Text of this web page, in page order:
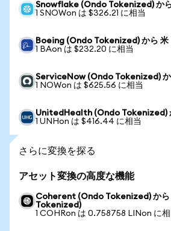
Snowflake (Ondo Tokenized) か
1 SNOWon は $326.21 に相当
Boeing (Ondo Tokenized) から 米
1 BAon は $232.20 に相当
ServiceNow (Ondo Tokenized) か
1 NOWon は $625.56 に相当
UnitedHealth (Ondo Tokenized)
1 UNHon は $416.44 に相当
さらに変換を探る
アセット変換の高度な機能
Coherent (Ondo Tokenized) か
Tokenized)
1 COHRon は 0.758758 LINon に相